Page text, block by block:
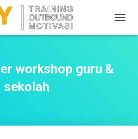
workshop guru &
sekolah